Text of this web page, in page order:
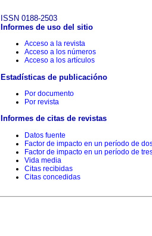
ISSN 0188-2503
Informes de uso del sitio
Acceso a la revista
Acceso a los números
Acceso a los artículos
Estadísticas de publicacióno
Por documento
Por revista
Informes de citas de revistas
Datos fuente
Factor de impacto en un período de
Factor de impacto en un período de
Vida media
Citas recibidas
Citas concedidas